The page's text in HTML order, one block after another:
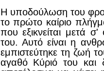
Η υποδούλωση του
το πρώτο καίριο
που εξικνείται μετά
του. Αυτό είναι η
εμπιστεύτηκε τη ζωή
αγαθό Κύριό του και